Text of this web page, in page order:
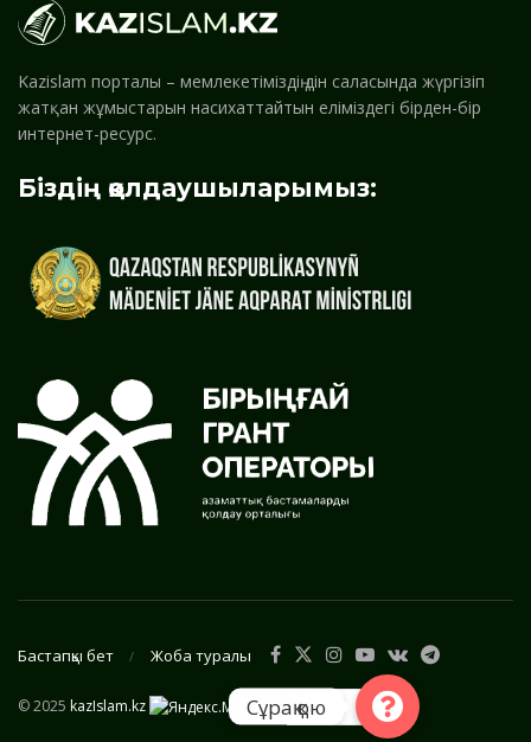
Kazislam порталы – мемлекетіміздің дін саласында жүргізіп
жатқан жұмыстарын насихаттайтын еліміздегі бірден-бір
интернет-ресурс.
Біздің қолдаушыларымыз:
Бастапқы бет Жоба туралы
© 2025 kazIslam.kz Сұрақ қою